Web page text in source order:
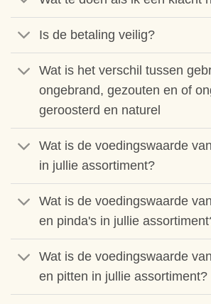
Is de betaling veilig?
Wat is het verschil tussen
ongebrand, gezouten en of
geroosterd en naturel
Wat is de voedingswaarde
in jullie assortiment?
Wat is de voedingswaarde
en pinda's in jullie
Wat is de voedingswaarde
en pitten in jullie assortiment?